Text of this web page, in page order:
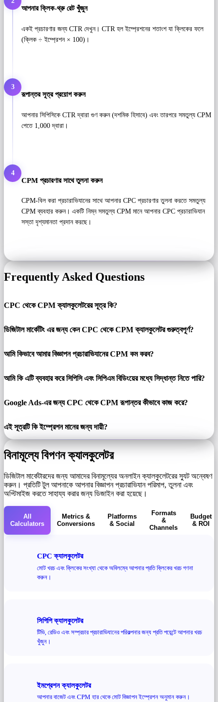
আপনার ক্লিক-থ্রু রেট খুঁজুন
একই প্রচারণার জন্য CTR দেখুন। CTR হল ইম্প্রেশনের শতাংশ যা ক্লিকের ফলে
(ক্লিক ÷ ইম্প্রেশন × 100)।
3
রূপান্তর সূত্র প্রয়োগ করুন
আপনার সিপিসিকে CTR দ্বারা গুণ করুন (দশমিক হিসাবে) এবং তারপরে সমতুল্য CPM
পেতে 1,000 দ্বারা।
4
CPM প্রচারণার সাথে তুলনা করুন
CPM-বিল করা প্রচারাভিযানের সাথে আপনার CPC প্রচারণার তুলনা করতে সমতুল্য
CPM ব্যবহার করুন। একটি নিম্ন সমতুল্য CPM মানে আপনার CPC প্রচারাভিযান
সস্তা দৃশ্যমানতা প্রদান করছে।
Frequently Asked Questions
CPC থেকে CPM ক্যালকুলেটরের সূত্র কি?
ডিজিটাল মার্কেটিং এর জন্য কেন CPC থেকে CPM ক্যালকুলেটর গুরুত্বপূর্ণ?
আমি কিভাবে আমার বিজ্ঞাপন প্রচারাভিযানের CPM কম করব?
আমি কি এটি ব্যবহার করে সিপিসি এবং সিপিএম বিডিংয়ের মধ্যে সিদ্ধান্ত নিতে পারি?
Google Ads-এর জন্য CPC থেকে CPM রূপান্তর কীভাবে কাজ করে?
এই সূত্রটি কি ইম্প্রেশন মানের জন্য দায়ী?
বিনামূল্যে বিপণন ক্যালকুলেটর
ডিজিটাল মার্কেটারদের জন্য আমাদের বিনামূল্যের অনলাইন ক্যালকুলেটরের স্যুট অন্বেষণ
করুন। প্রতিটি টুল আপনাকে আপনার বিজ্ঞাপন প্রচারাভিযান পরিমাপ, তুলনা এবং
অপ্টিমাইজ করতে সাহায্য করার জন্য ডিজাইন করা হয়েছে।
All
Calculators
Metrics &
Conversions
Platforms
& Social
Formats
&
Channels
Budget
& ROI
CPC ক্যালকুলেটর
মোট খরচ এবং ক্লিকের সংখ্যা থেকে অবিলম্বে আপনার প্রতি ক্লিকের খরচ গণনা
করুন।
সিপিপি ক্যালকুলেটর
টিভি, রেডিও এবং সম্প্রচার প্রচারাভিযানের পরিকল্পনার জন্য প্রতি পয়েন্টে আপনার খরচ
খুঁজুন।
ইমপ্রেশন ক্যালকুলেটর
আপনার বাজেট এবং CPM হার থেকে মোট বিজ্ঞাপন ইম্প্রেশন অনুমান করুন।